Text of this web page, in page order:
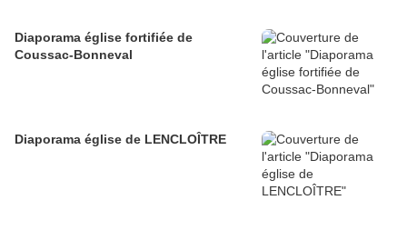
Diaporama église fortifiée de
Coussac-Bonneval
Diaporama église de LENCLOÎTRE